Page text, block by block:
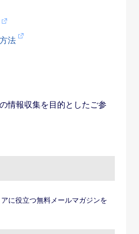
法
情報収集を目的としたご参
に役立つ無料メールマガジンを